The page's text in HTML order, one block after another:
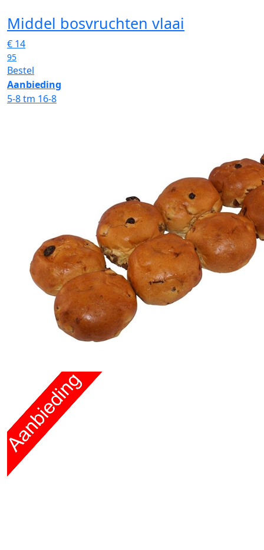
Middel bosvruchten vlaai
€ 14
95
Bestel
Aanbieding
5-8 tm 16-8